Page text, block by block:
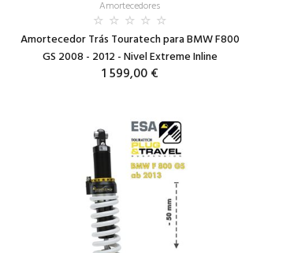
Amortecedores
Amortecedor Trás Touratech para BMW F800
GS 2008 - 2012 - Nivel Extreme Inline
1 599,00 €